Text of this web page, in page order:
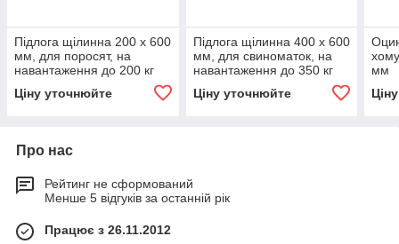
Підлога щілинна 200 x 600
мм, для поросят, на
навантаження до 200 кг
Ціну уточнюйте
Підлога щілинна 400 x 600
мм, для свиноматок, на
навантаження до 350 кг
Ціну уточнюйте
мм
Про нас
Рейтинг не сформований
Менше 5 відгуків за останній рік
Працює з 26.11.2012